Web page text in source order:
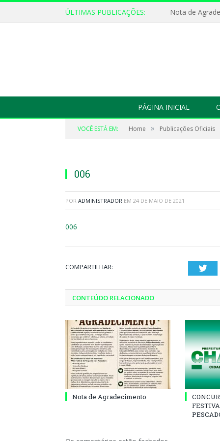
ÚLTIMAS PUBLICAÇÕES: Nota de
PÁGINA INICIAL
VOCÊ ESTÁ EM: Home » Publicações Oficiais
006
POR ADMINISTRADOR EM 24 DE MAIO DE 2021
006
COMPARTILHAR:
CONTEÚDO RELACIONADO
Nota de Agradecimento